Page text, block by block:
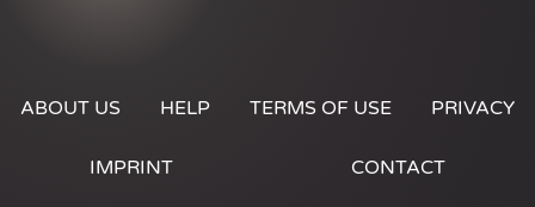
ABOUT US HELP TERMS OF USE PRIVACY
IMPRINT CONTACT